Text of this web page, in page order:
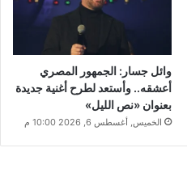
وائل جسار: الجمهور المصري
أعشقه.. وأستعد لطرح أغنية جديدة
بعنوان «نص الليل»
الخميس, أغسطس 6, 2026 10:00 م